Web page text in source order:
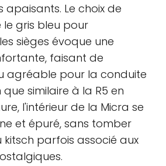
Le choix de
le gris bleu pour
sièges évoque une
faisant de
agréable pour la conduite
similaire à la R5 en
l'intérieur de la Micra se
et épuré, sans tomber
parfois associé aux